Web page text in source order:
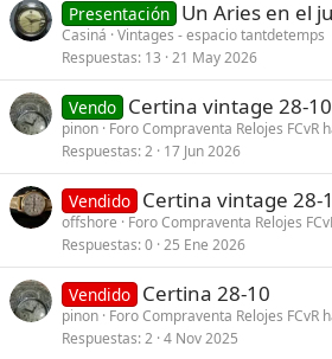
Presentación Un Aries en el
Casiná Vintages - espacio tantdetemps
Respuestas 13 21 May 2026
Vendo Certina vintage 28-10
pinon Foro Compraventa Relojes FCvR
Respuestas 2 17 Jun 2026
Vendido Certina vintage 28-
offshore
Foro Compraventa Relojes
Respuestas 0 25 Ene 2026
Vendido Certina 28-10
pinon Foro Compraventa Relojes FCvR
Respuestas 2 4 Nov 2025